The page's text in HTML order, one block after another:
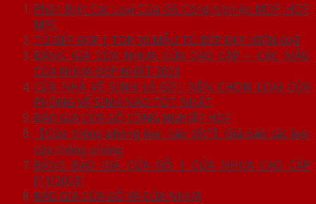
Phân Biệt Các Loại Cửa Gỗ Công Nghiệp MDF, HDF,
MFC
TỦ BẾP ĐẸP | TOP 30 MẪU TỦ BẾP ĐẸP HIỆN ĐẠI
BẢNG GIÁ CỬA NHỰA CỬA CAO CẤP – CÁC MẪU
CỬA NHỰA ĐẸP NHẤT 2021
CỬA NHÀ VỆ SINH LÀ GÌ?| NÊN CHỌN LOẠI CỬA
PHÒNG VỆ SINH NÀO TỐT NHẤT
BÁO GIÁ CỬA GỖ CÔNG NGHIỆP HDF
【Cửa thông phòng loại nào tốt?】Giá bán các loại
cửa thông phòng
BẢNG BÁO GIÁ CỬA GỖ | CỬA NHỰA CAO CẤP
[11/2021]
BÁO GIÁ CỬA GỖ VÀ CỬA NHỰA